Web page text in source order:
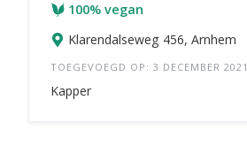
100% vegan
Klarendalseweg 456, Arnhem
TOEGEVOEGD OP: 3 DECEMBER 2021
Kapper